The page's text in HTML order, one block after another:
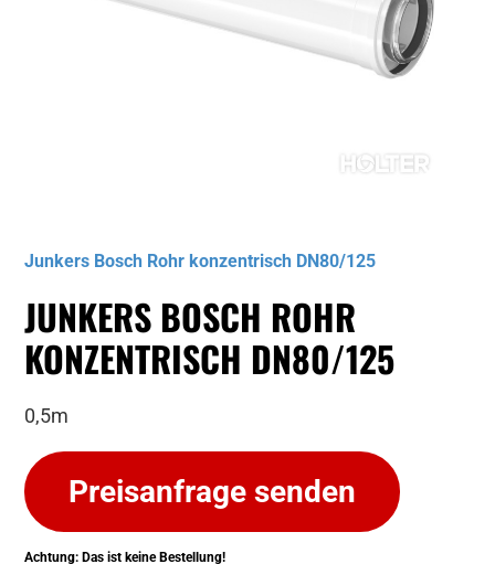
Junkers Bosch Rohr konzentrisch DN80/125
JUNKERS BOSCH ROHR
KONZENTRISCH DN80/125
0,5m
Preisanfrage senden
Achtung: Das ist keine Bestellung!